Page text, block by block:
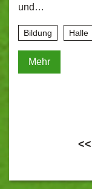
und…
Bildung Halle
Mehr
<<